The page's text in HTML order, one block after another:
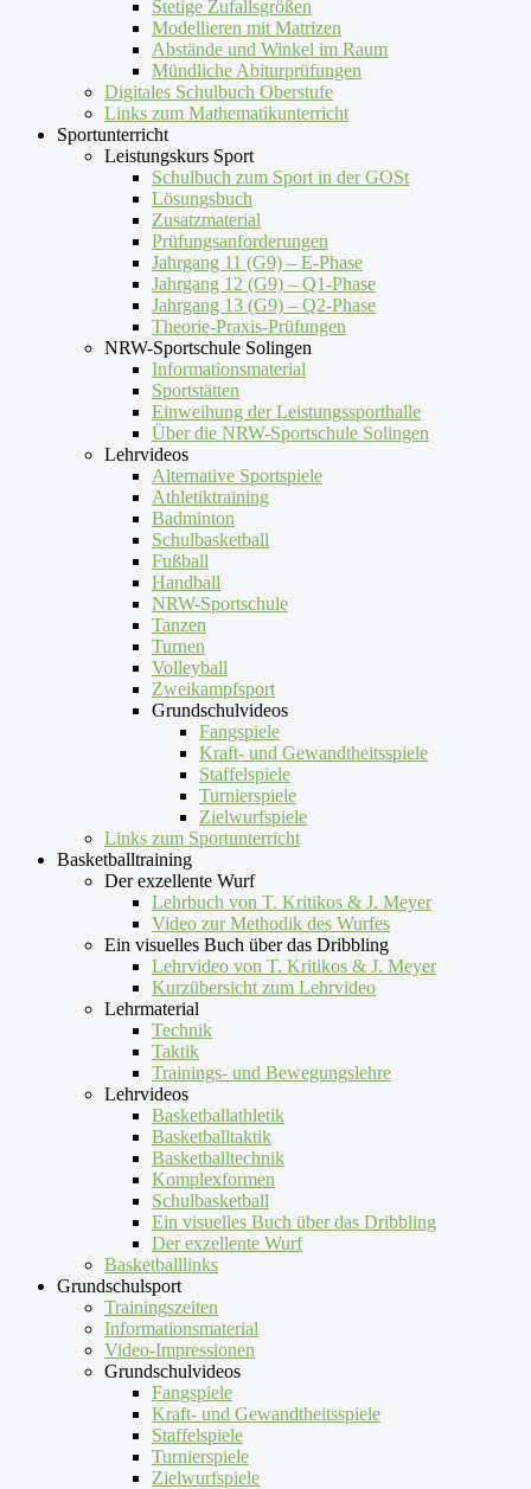
Stetige Zufallsgrößen
Modellieren mit Matrizen
Abstände und Winkel im Raum
Mündliche Abiturprüfungen
Digitales Schulbuch Oberstufe
Links zum Mathematikunterricht
Sportunterricht
Leistungskurs Sport
Schulbuch zum Sport in der GOSt
Lösungsbuch
Zusatzmaterial
Prüfungsanforderungen
Jahrgang 11 (G9) – E-Phase
Jahrgang 12 (G9) – Q1-Phase
Jahrgang 13 (G9) – Q2-Phase
Theorie-Praxis-Prüfungen
NRW-Sportschule Solingen
Informationsmaterial
Sportstätten
Einweihung der Leistungssporthalle
Über die NRW-Sportschule Solingen
Lehrvideos
Alternative Sportspiele
Athletiktraining
Badminton
Schulbasketball
Fußball
Handball
NRW-Sportschule
Tanzen
Turnen
Volleyball
Zweikampfsport
Grundschulvideos
Fangspiele
Kraft- und Gewandtheitsspiele
Staffelspiele
Turnierspiele
Zielwurfspiele
Links zum Sportunterricht
Basketballtraining
Der exzellente Wurf
Lehrbuch von T. Kritikos & J. Meyer
Video zur Methodik des Wurfes
Ein visuelles Buch über das Dribbling
Lehrvideo von T. Kritikos & J. Meyer
Kurzübersicht zum Lehrvideo
Lehrmaterial
Technik
Taktik
Trainings- und Bewegungslehre
Lehrvideos
Basketballathletik
Basketballtaktik
Basketballtechnik
Komplexformen
Schulbasketball
Ein visuelles Buch über das Dribbling
Der exzellente Wurf
Basketballlinks
Grundschulsport
Trainingszeiten
Informationsmaterial
Video-Impressionen
Grundschulvideos
Fangspiele
Kraft- und Gewandtheitsspiele
Staffelspiele
Turnierspiele
Zielwurfspiele